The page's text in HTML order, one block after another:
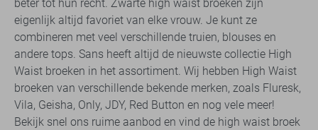
beter tot hun recht. Zwarte high waist broeken zijn
eigenlijk altijd favoriet van elke vrouw. Je kunt ze
combineren met veel verschillende truien, blouses en
andere tops. Sans heeft altijd de nieuwste collectie High
Waist broeken in het assortiment. Wij hebben High Waist
broeken van verschillende bekende merken, zoals Fluresk,
Vila, Geisha, Only, JDY, Red Button en nog vele meer!
Bekijk snel ons ruime aanbod en vind de high waist broek